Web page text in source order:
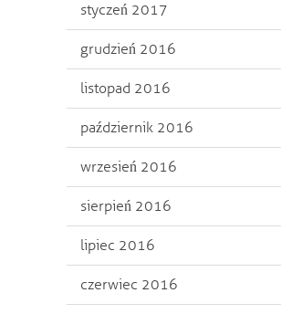
styczeń 2017
grudzień 2016
listopad 2016
październik 2016
wrzesień 2016
sierpień 2016
lipiec 2016
czerwiec 2016